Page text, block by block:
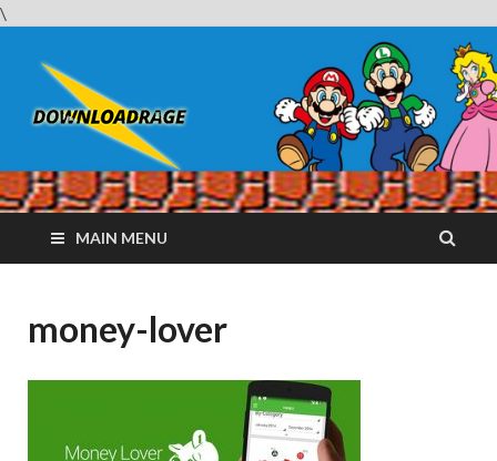
\
Website tải phần mềm nhanh và miễn phí
MAIN MENU
money-lover